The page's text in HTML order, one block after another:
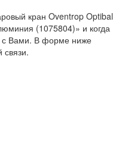
кран Oventrop Optibal
(1075804)» и когда
с Вами. В форме ниже
связи.